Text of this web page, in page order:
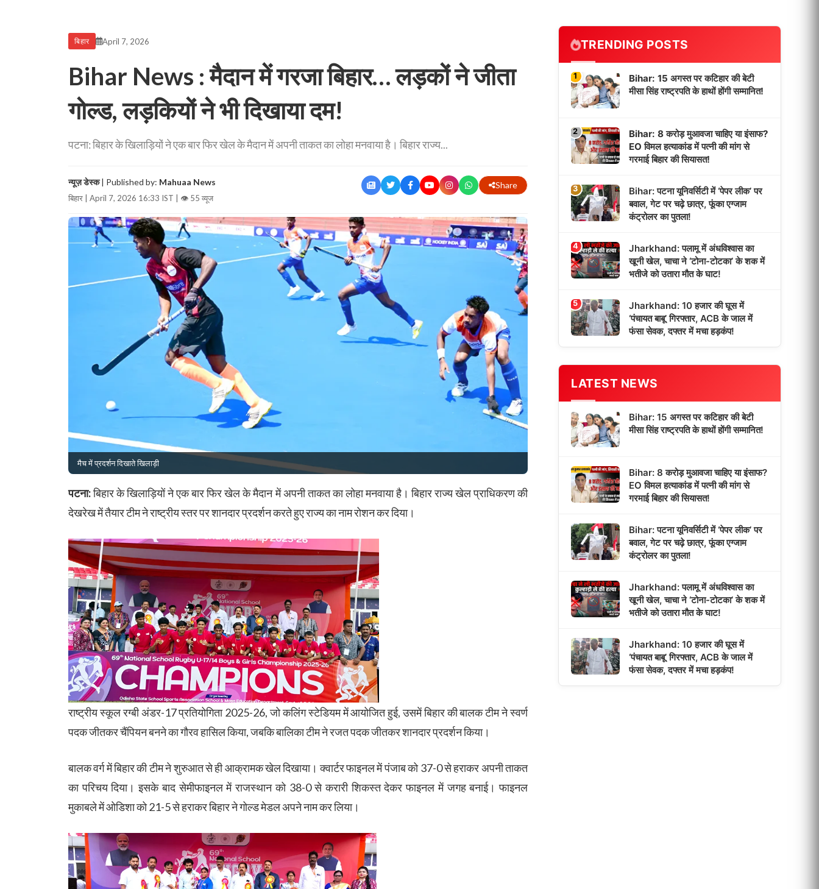
बिहार April 7, 2026
Bihar News : मैदान में गरजा बिहार… लड़कों ने जीता
गोल्ड, लड़कियों ने भी दिखाया दम!
पटना: बिहार के खिलाड़ियों ने एक बार फिर खेल के मैदान में अपनी ताकत का लोहा मनवाया है। बिहार राज्य...
न्यूज़ डेस्क| Published by: Mahuaa News
बिहार | April 7, 2026 16:33 IST | 👁 55 व्यूज
Share
मैच में प्रदर्शन दिखाते खिलाड़ी
पटना:बिहार के खिलाड़ियों ने एक बार फिर खेल के मैदान में अपनी ताकत का लोहा मनवाया है। बिहार राज्य खेल प्राधिकरण की
देखरेख में तैयार टीम ने राष्ट्रीय स्तर पर शानदार प्रदर्शन करते हुए राज्य का नाम रोशन कर दिया।
राष्ट्रीय स्कूल रग्बी अंडर-17 प्रतियोगिता 2025-26, जो कलिंग स्टेडियम में आयोजित हुई, उसमें बिहार की बालक टीम ने स्वर्ण
पदक जीतकर चैंपियन बनने का गौरव हासिल किया, जबकि बालिका टीम ने रजत पदक जीतकर शानदार प्रदर्शन किया।
बालक वर्ग में बिहार की टीम ने शुरुआत से ही आक्रामक खेल दिखाया। क्वार्टर फाइनल में पंजाब को 37-0 से हराकर अपनी ताकत
का परिचय दिया। इसके बाद सेमीफाइनल में राजस्थान को 38-0 से करारी शिकस्त देकर फाइनल में जगह बनाई। फाइनल
मुकाबले में ओडिशा को 21-5 से हराकर बिहार ने गोल्ड मेडल अपने नाम कर लिया।
TRENDING POSTS
1
Bihar: 15 अगस्त पर कटिहार की बेटी
मीसा सिंह राष्ट्रपति के हाथों होंगी सम्मानित!
2
Bihar: 8 करोड़ मुआवजा चाहिए या इंसाफ?
EO विमल हत्याकांड में पत्नी की मांग से
गरमाई बिहार की सियासत!
3
Bihar: पटना यूनिवर्सिटी में ‘पेपर लीक’ पर
बवाल, गेट पर चढ़े छात्र, फूंका एग्जाम
कंट्रोलर का पुतला!
4
Jharkhand: पलामू में अंधविश्वास का
खूनी खेल, चाचा ने ‘टोना-टोटका’ के शक में
भतीजे को उतारा मौत के घाट!
5
Jharkhand: 10 हजार की घूस में
‘पंचायत बाबू’ गिरफ्तार, ACB के जाल में
फंसा सेवक, दफ्तर में मचा हड़कंप!
LATEST NEWS
Bihar: 15 अगस्त पर कटिहार की बेटी
मीसा सिंह राष्ट्रपति के हाथों होंगी सम्मानित!
Bihar: 8 करोड़ मुआवजा चाहिए या इंसाफ?
EO विमल हत्याकांड में पत्नी की मांग से
गरमाई बिहार की सियासत!
Bihar: पटना यूनिवर्सिटी में ‘पेपर लीक’ पर
बवाल, गेट पर चढ़े छात्र, फूंका एग्जाम
कंट्रोलर का पुतला!
Jharkhand: पलामू में अंधविश्वास का
खूनी खेल, चाचा ने ‘टोना-टोटका’ के शक में
भतीजे को उतारा मौत के घाट!
Jharkhand: 10 हजार की घूस में
‘पंचायत बाबू’ गिरफ्तार, ACB के जाल में
फंसा सेवक, दफ्तर में मचा हड़कंप!